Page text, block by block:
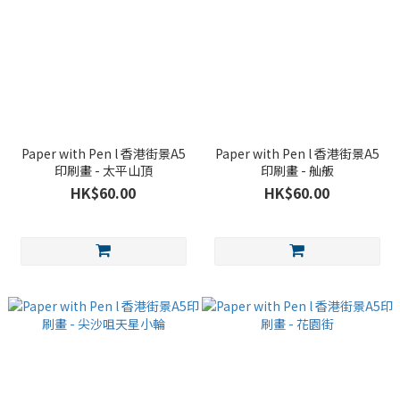
Paper with Pen l 香港街景A5
印刷畫 - 太平山頂
HK$60.00
Paper with Pen l 香港街景A5
印刷畫 - 舢舨
HK$60.00